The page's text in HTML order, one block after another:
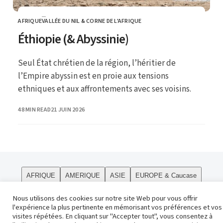
CATEGORY
AFRIQUEVALLÉE DU NIL & CORNE DE L'AFRIQUE
Éthiopie (& Abyssinie)
Seul État chrétien de la région, l’héritier de
l’Empire abyssin est en proie aux tensions
ethniques et aux affrontements avec ses voisins.
48 MIN READPUBLISHED
21 JUIN 2026
AFRIQUE AMERIQUE ASIE EUROPE & Caucase
Contact
Nous utilisons des cookies sur notre site Web pour vous offrir
l'expérience la plus pertinente en mémorisant vos préférences et vos
visites répétées. En cliquant sur "Accepter tout", vous consentez à